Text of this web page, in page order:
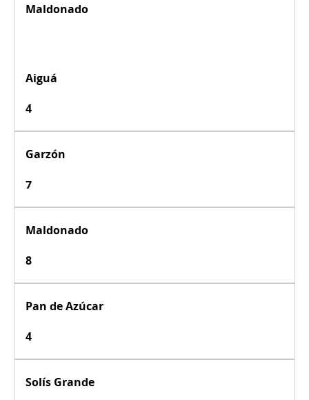
Maldonado
Aiguá
4
Garzón
7
Maldonado
8
Pan de Azúcar
4
Solís Grande